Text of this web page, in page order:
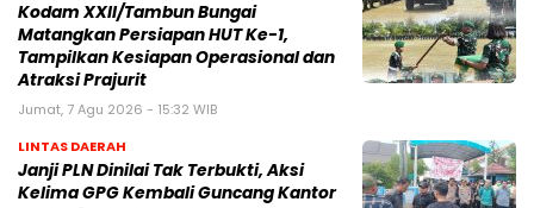
Kodam XXII/Tambun Bungai
Matangkan Persiapan HUT Ke-1,
Tampilkan Kesiapan Operasional dan
Atraksi Prajurit
Jumat, 7 Agu 2026 - 15:32 WIB
LINTAS DAERAH
Janji PLN Dinilai Tak Terbukti, Aksi
Kelima GPG Kembali Guncang Kantor